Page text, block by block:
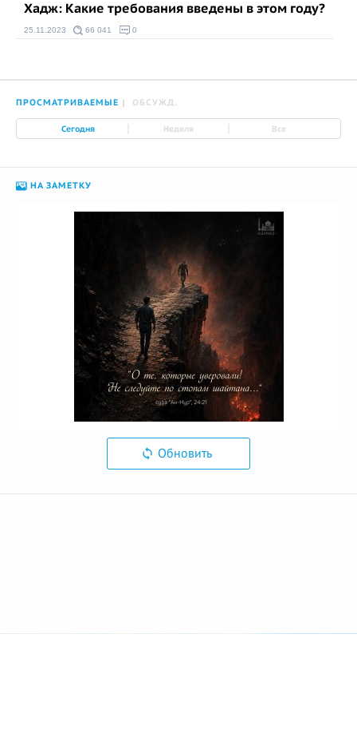
Хадж: Какие требования введены в этом году?
25.11.2023 66 041 0
ПРОСМАТРИВАЕМЫЕ ОБСУЖД.
Сегодня Неделя Все
НА ЗАМЕТКУ
Обновить